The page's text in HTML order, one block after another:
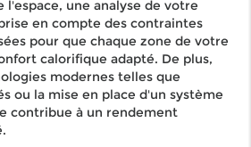
l'espace, une analyse de votre
en compte des contraintes
pour que chaque zone de votre
calorifique adapté. De plus,
modernes telles que
ou la mise en place d'un système
contribue à un rendement